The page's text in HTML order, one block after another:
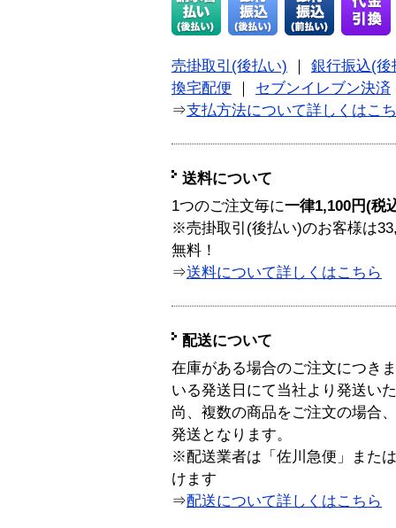
売掛取引(後払い)
銀行振込(後
換宅配便
セブンイレブン決済
⇒支払方法について詳しくはこ
送料について
1つのご注文毎に一律1,100円(税
※売掛取引(後払い)のお客様は
無料！
⇒送料について詳しくはこちら
配送について
在庫がある場合のご注文につき
いる発送日にて当社より発送い
尚、複数の商品をご注文の場合
発送となります。
※配送業者は「佐川急便」また
けます
⇒配送について詳しくはこちら